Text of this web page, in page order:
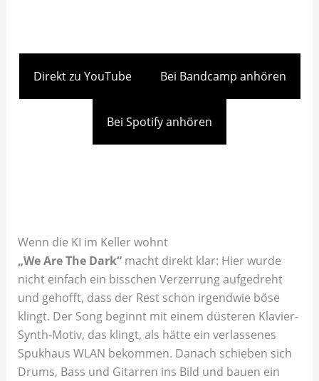
Direkt zu YouTube Bei Bandcamp anhören
Bei Spotify anhören
Wenn die KI im Keller wohnt
„We Are The Dark“macht direkt klar: Hier wurde
nicht einfach ein bisschen Verzerrung aufgedreht
und gehofft, dass der Rest schon irgendwie böse
klingt. Der Song beginnt mit einem düsteren Klavier-
Synth-Motiv, das klingt, als hätte ein verlassenes
Spukhaus WLAN bekommen. Danach schieben sich
Drums, Bass und Gitarren ins Bild und bauen ein